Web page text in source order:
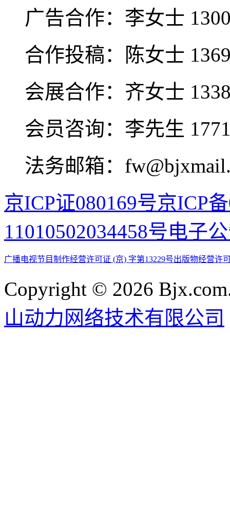
广告合作： 李女士
合作投稿：
陈女士
会展合作： 齐女士
会员咨询： 李先生
法务邮箱：
京ICP证080169号京ICP
11010502034458号电子
广播电视节目制作经营许可证 (京) 字第13229号出版物经营许
Copyright © 2026
山动力网络技术有限公司